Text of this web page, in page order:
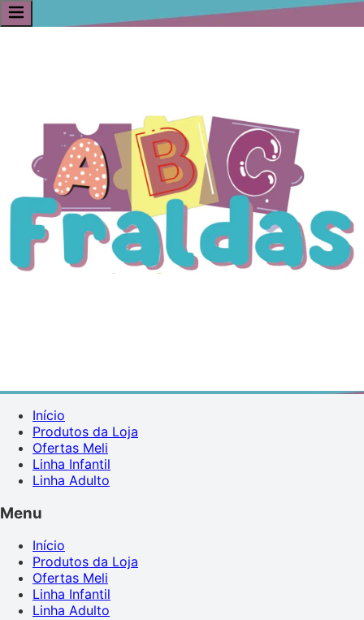
Início
Produtos da Loja
Ofertas Meli
Linha Infantil
Linha Adulto
Menu
Início
Produtos da Loja
Ofertas Meli
Linha Infantil
Linha Adulto